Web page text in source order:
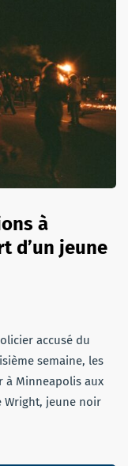
à
d’un jeune
accusé du
semaine, les
à Minneapolis aux
Wright, jeune noir